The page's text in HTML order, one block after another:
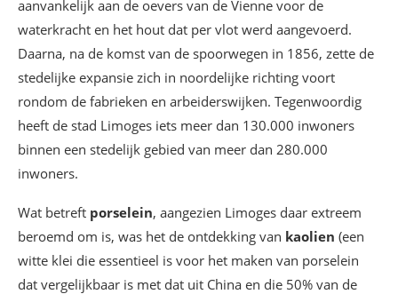
aanvankelijk aan de oevers van de Vienne voor de
waterkracht en het hout dat per vlot werd aangevoerd.
Daarna, na de komst van de spoorwegen in 1856, zette de
stedelijke expansie zich in noordelijke richting voort
rondom de fabrieken en arbeiderswijken. Tegenwoordig
heeft de stad Limoges iets meer dan 130.000 inwoners
binnen een stedelijk gebied van meer dan 280.000
inwoners.
Wat betreft porselein, aangezien Limoges daar extreem
beroemd om is, was het de ontdekking van kaolien (een
witte klei die essentieel is voor het maken van porselein
dat vergelijkbaar is met dat uit China en die 50% van de